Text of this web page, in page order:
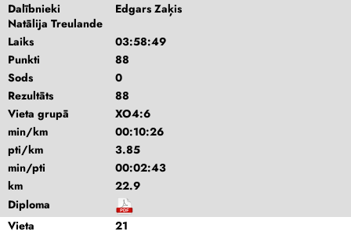
Dalībnieki
Edgars Zaķis
Natālija Treulande
Laiks
03:58:49
Punkti
88
Sods
0
Rezultāts
88
Vieta grupā
XO4:6
min/km
00:10:26
pti/km
3.85
min/pti
00:02:43
km
22.9
Diploma
Vieta
21